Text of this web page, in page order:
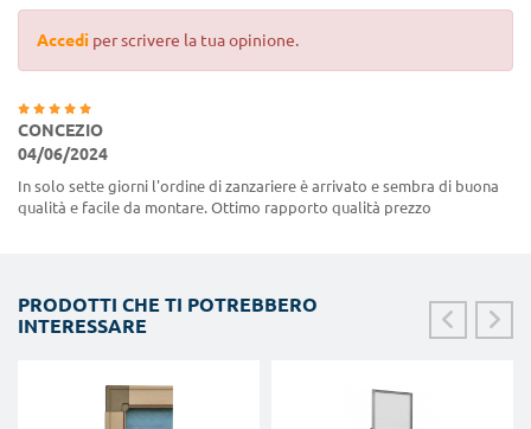
Accedi per scrivere la tua opinione.
CONCEZIO
04/06/2024
In solo sette giorni l'ordine di zanzariere è arrivato e sembra di buona
qualità e facile da montare. Ottimo rapporto qualità prezzo
PRODOTTI CHE TI POTREBBERO
INTERESSARE